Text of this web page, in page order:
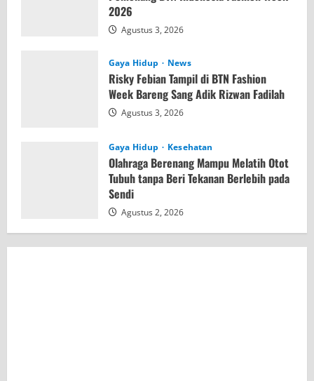
2026
Agustus 3, 2026
Gaya Hidup News
Risky Febian Tampil di BTN Fashion
Week Bareng Sang Adik Rizwan Fadilah
Agustus 3, 2026
Gaya Hidup Kesehatan
Olahraga Berenang Mampu Melatih Otot
Tubuh tanpa Beri Tekanan Berlebih pada
Sendi
Agustus 2, 2026